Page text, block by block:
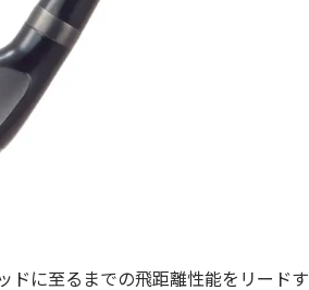
ドに至るまでの飛距離性能をリードす